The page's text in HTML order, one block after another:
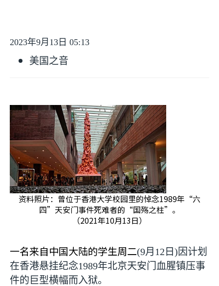
2023年9月 13 日 05:13
美国之音
资料照片：曾位于香港大学校园里的悼念1989年“六
四”天安门事件死难者的“国殇之柱”。
（2021年10月13日）
一名来自中国大陆的学生周二(9月 12 日 ) 因计划
在香港悬挂纪念1989年北京天安门血腥镇压事
件的巨型横幅而入狱。